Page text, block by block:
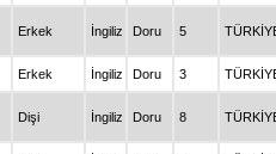
Erkek İngiliz Doru 5
Erkek İngiliz Doru 3
Dişi İngiliz Doru 8